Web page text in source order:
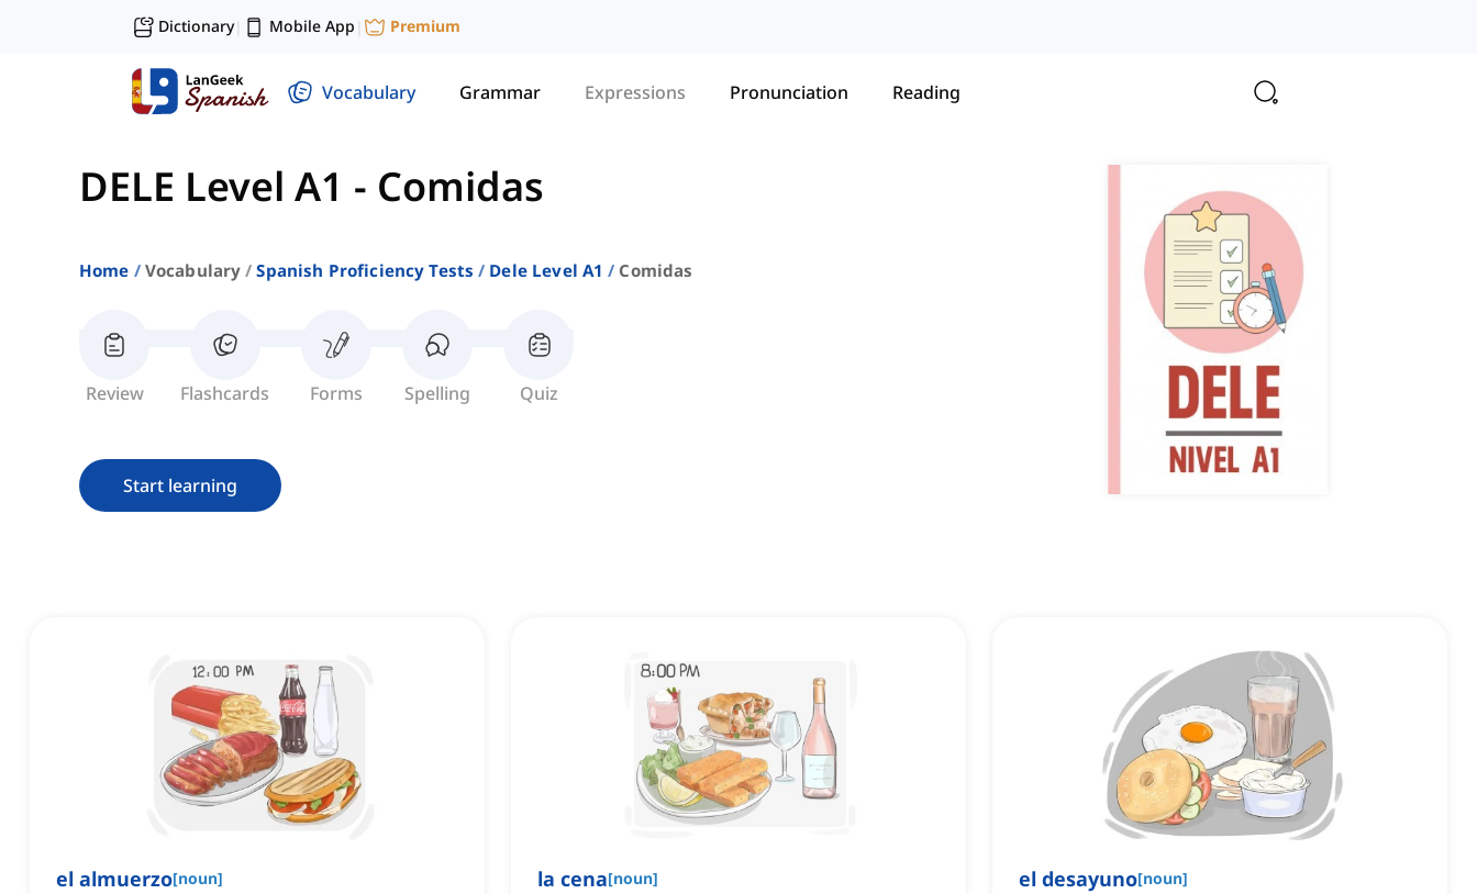
Dictionary| Mobile App | Premium
Vocabulary Grammar Expressions Pronunciation Reading
DELE Level A1 - Comidas
Home Vocabulary Spanish Proficiency Tests Dele Level A1 Comidas
Review Flashcards Forms Spelling Quiz
Start learning
el almuerzo[noun] la cena[noun] el desayuno[noun]